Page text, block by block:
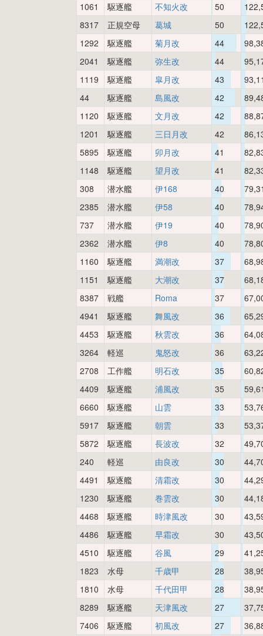
1061
駆逐艦 不知火改 50
8317
正規空母 葛城 50
1292
駆逐艦 菊月改 44
2041
駆逐艦 弥生改 44
1119
駆逐艦 皐月改 43
44
駆逐艦 島風改 42
1120
駆逐艦 文月改 42
1201
駆逐艦 三日月改 42
5895
駆逐艦 卯月改 41
1148
駆逐艦 望月改 41
308
潜水艦 伊168 40
2385
潜水艦 伊58 40
737
潜水艦 伊19 40
2362
潜水艦 伊8 40
1160
駆逐艦 満潮改 37
1151
駆逐艦 大潮改 37
8387
戦艦 Roma 37
4941
駆逐艦 舞風改 36
4453
駆逐艦 秋雲改 36
3264
軽巡 鬼怒改 36
2708
工作艦 明石改 35
4409
駆逐艦 浦風改 35
6660
駆逐艦 山雲 33
5917
駆逐艦 朝雲 33
5872
駆逐艦 長波改 32
240
軽巡 由良改 30
4491
駆逐艦 清霜改 30
1230
駆逐艦 巻雲改 30
4468
駆逐艦 時津風改 30
4486
駆逐艦 早霜改 30
4510
駆逐艦 谷風 29
1823
水母 千歳甲 28
1810
水母 千代田甲 28
8289
駆逐艦 天津風改 27
7406
駆逐艦 初風改 27